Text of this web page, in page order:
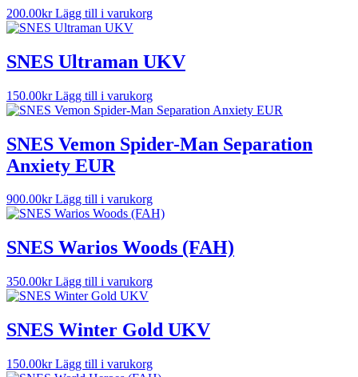
200.00kr Lägg till i varukorg
SNES Ultraman UKV
150.00kr Lägg till i varukorg
SNES Vemon Spider-Man Separation
Anxiety EUR
900.00kr Lägg till i varukorg
SNES Warios Woods (FAH)
350.00kr Lägg till i varukorg
SNES Winter Gold UKV
150.00kr Lägg till i varukorg